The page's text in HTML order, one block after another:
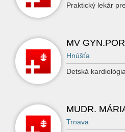
Praktický lekár
MV
Hnúšťa
Detská kardiológia
MUDR.
Trnava